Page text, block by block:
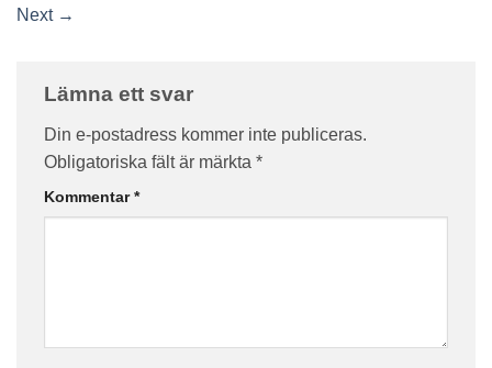
Next →
Lämna ett svar
Din e-postadress kommer inte publiceras.
Obligatoriska fält är märkta *
Kommentar*